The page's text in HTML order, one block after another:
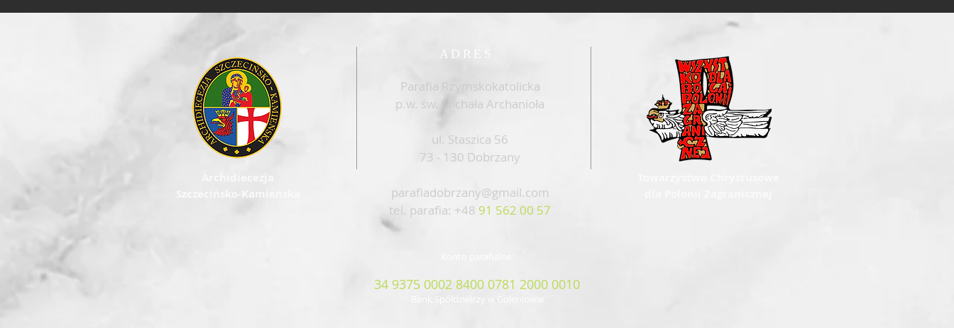
ADRES
Parafia Rzymskokatolicka
p.w. św. Michała Archanioła
ul. Staszica 56
73 - 130 Dobrzany
parafiadobrzany@gmail.com
tel. parafia: +48 91 562 00 57
34 9375 0002 8400 0781 2000 0010